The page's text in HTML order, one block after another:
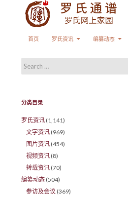
首页
罗氏资讯 编纂动态
Search for:
分类目录
罗氏资讯 (1,141)
文字资讯 (969)
图片资讯 (454)
视频资讯 (8)
转载资讯 (70)
编纂动态 (504)
参访及会议 (369)